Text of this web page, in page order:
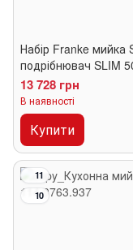
Набір Franke мийка
подрібнювач SLIM
13 728 грн
В наявності
Купити
11
10